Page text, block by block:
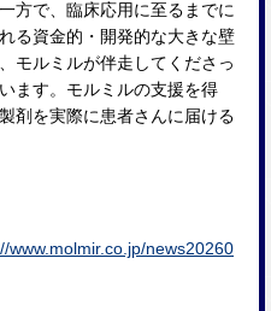
方で、臨床応用に至るまでに
る資金的・開発的な大きな壁
モルミルが伴走してくださっ
ます。モルミルの支援を得
剤を実際に患者さんに届ける
www.molmir.co.jp/news20260